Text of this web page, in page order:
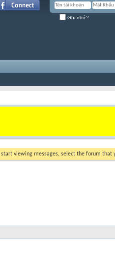
Ghi nhớ?
viewing messages, select the forum